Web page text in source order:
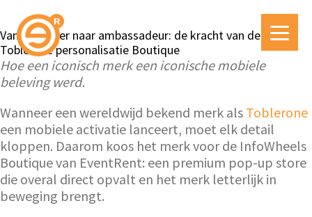
Van bezoeker naar ambassadeur: de kracht van de
Toblerone personalisatie Boutique
Hoe een iconisch merk een iconische mobiele
beleving werd.
Wanneer een wereldwijd bekend merk als Toblerone
een mobiele activatie lanceert, moet elk detail
kloppen. Daarom koos het merk voor de InfoWheels
Boutique van EventRent: een premium pop-up store
die overal direct opvalt en het merk letterlijk in
beweging brengt.